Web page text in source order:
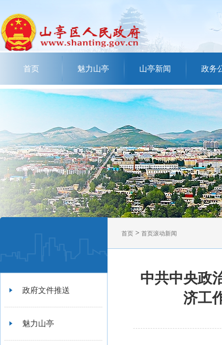
首页 魅力山亭 山亭新闻 政务
政府文件推送
魅力山亭
首页 > 首页滚动新闻
中共中央政
济工